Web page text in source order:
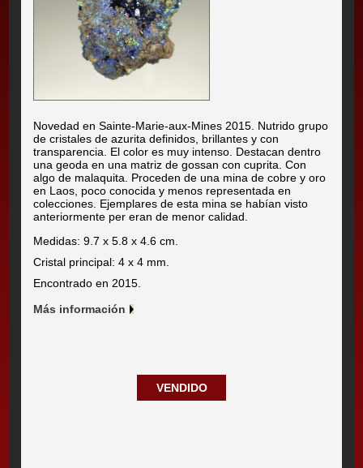
Novedad en Sainte-Marie-aux-Mines 2015. Nutrido grupo
de cristales de azurita definidos, brillantes y con
transparencia. El color es muy intenso. Destacan dentro
una geoda en una matriz de gossan con cuprita. Con
algo de malaquita. Proceden de una mina de cobre y oro
en Laos, poco conocida y menos representada en
colecciones. Ejemplares de esta mina se habían visto
anteriormente per eran de menor calidad.
Medidas: 9.7 x 5.8 x 4.6 cm.
Cristal principal: 4 x 4 mm.
Encontrado en 2015.
Más información
VENDIDO